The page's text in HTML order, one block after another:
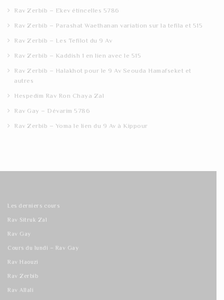
Rav Zerbib – Ekev étincelles 5786
Rav Zerbib – Parashat Waethanan variation sur la tefila et 515
Rav Zerbib – Les Tefilot du 9 Av
Rav Zerbib – Kaddish 1 en lien avec le 515
Rav Zerbib – Halakhot pour le 9 Av Seouda Hamafseket et
autres
Hespedim Rav Ron Chaya Zal
Rav Gay – Dévarim 5786
Rav Zerbib – Yoma le lien du 9 Av à Kippour
Les derniers cours
Rav Sitruk Zal
Rav Gay
Cours du lundi – Rav Gay
Rav Haouzi
Rav Zerbib
Rav Allali